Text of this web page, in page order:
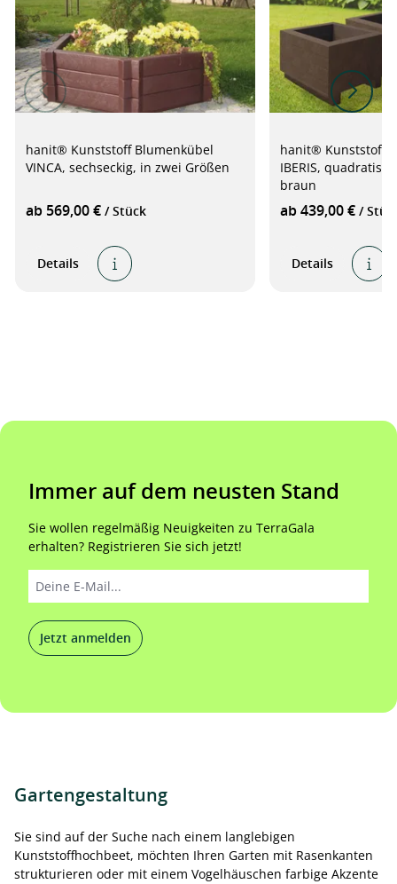
hanit® Kunststoff Blumenkübel
VINCA, sechseckig, in zwei Größen
ab 569,00 € / Stück
Details
hanit® Kunststoff
IBERIS,
braun
ab 439,00 € /
Details
Immer auf dem neusten Stand
Sie wollen regelmäßig Neuigkeiten zu TerraGala
erhalten? Registrieren Sie sich jetzt!
Jetzt anmelden
Gartengestaltung
Sie sind auf der Suche nach einem langlebigen
Kunststoffhochbeet, möchten Ihren Garten mit Rasenkanten
strukturieren oder mit einem Vogelhäuschen farbige Akzente